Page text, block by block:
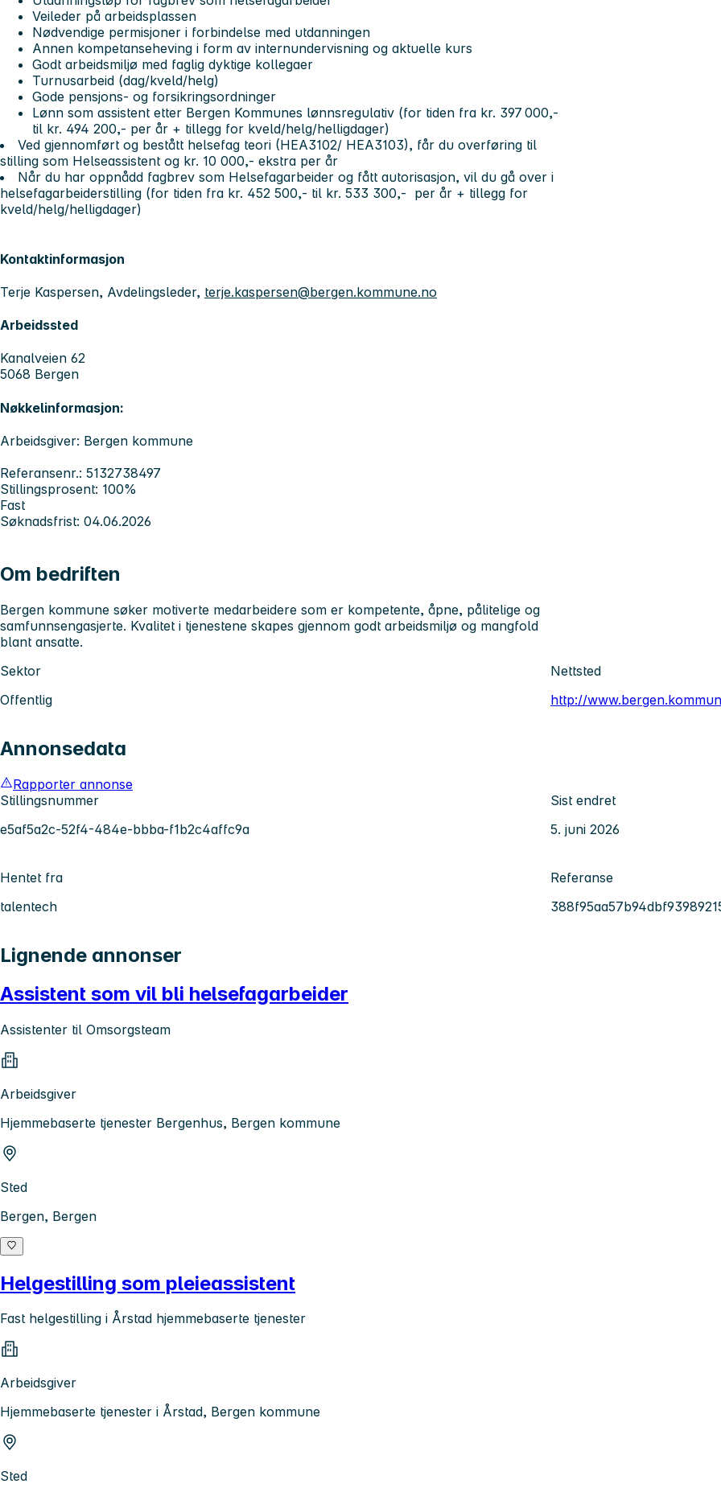
Veileder på arbeidsplassen
Nødvendige permisjoner i forbindelse med utdanningen
Annen kompetanseheving i form av internundervisning og aktuelle kurs
Godt arbeidsmiljø med faglig dyktige kollegaer
Turnusarbeid (dag/kveld/helg)
Gode pensjons- og forsikringsordninger
Lønn som assistent etter Bergen Kommunes lønnsregulativ (for tiden fra kr. 397 000,-
til kr. 494 200,- per år + tillegg for kveld/helg/helligdager)
Ved gjennomført og bestått helsefag teori (HEA3102/ HEA3103), får du overføring til
stilling som Helseassistent og kr. 10 000,- ekstra per år
Når du har oppnådd fagbrev som Helsefagarbeider og fått autorisasjon, vil du gå over i
helsefagarbeiderstilling (for tiden fra kr. 452 500,- til kr. 533 300,- per år + tillegg for
kveld/helg/helligdager)
Kontaktinformasjon
Terje Kaspersen, Avdelingsleder, terje.kaspersen@bergen.kommune.no
Arbeidssted
Kanalveien 62
5068 Bergen
Nøkkelinformasjon:
Arbeidsgiver: Bergen kommune
Referansenr.: 5132738497
Stillingsprosent: 100%
Fast
Søknadsfrist: 04.06.2026
Om bedriften
Bergen kommune søker motiverte medarbeidere som er kompetente, åpne, pålitelige og
samfunnsengasjerte. Kvalitet i tjenestene skapes gjennom godt arbeidsmiljø og mangfold
blant ansatte.
Sektor
Offentlig
Nettsted
http://
Annonsedata
Rapporter annonse
Stillingsnummer
e5af5a2c-52f4-484e-bbba-f1b2c4affc9a
Sist endret
5. juni 2026
Hentet fra
talentech
Referanse
Lignende annonser
Assistent som vil bli helsefagarbeider
Assistenter til Omsorgsteam
Arbeidsgiver
Hjemmebaserte tjenester Bergenhus, Bergen kommune
Sted
Bergen, Bergen
Helgestilling som pleieassistent
Fast helgestilling i Årstad hjemmebaserte tjenester
Arbeidsgiver
Hjemmebaserte tjenester i Årstad, Bergen kommune
Sted